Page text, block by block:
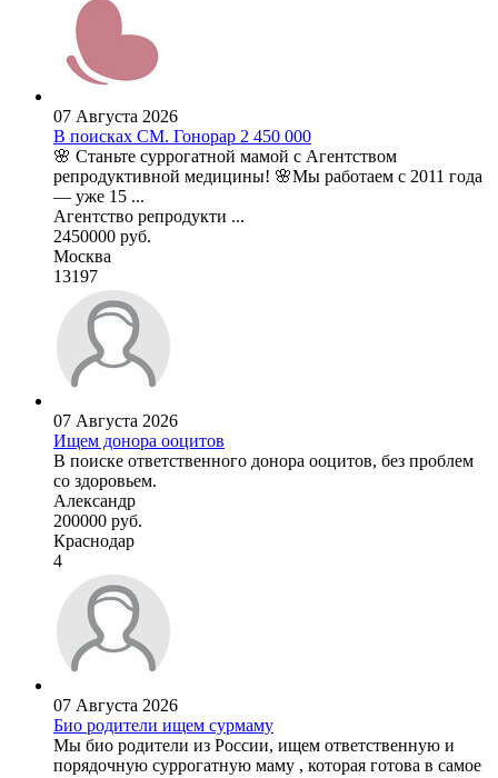
07 Августа 2026
В поисках СМ. Гонорар 2 450 000
🌸 Станьте суррогатной мамой с Агентством
репродуктивной медицины! 🌸Мы работаем с 2011 года
— уже 15 ...
Агентство репродукти ...
2450000 руб.
Москва
13197
07 Августа 2026
Ищем донора ооцитов
В поиске ответственного донора ооцитов, без проблем
со здоровьем.
Александр
200000 руб.
Краснодар
4
07 Августа 2026
Био родители ищем сурмаму
Мы био родители из России, ищем ответственную и
порядочную суррогатную маму , которая готова в самое